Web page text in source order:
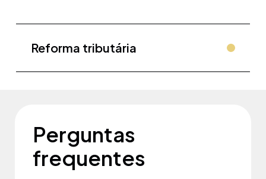
Reforma tributária
Perguntas
frequentes